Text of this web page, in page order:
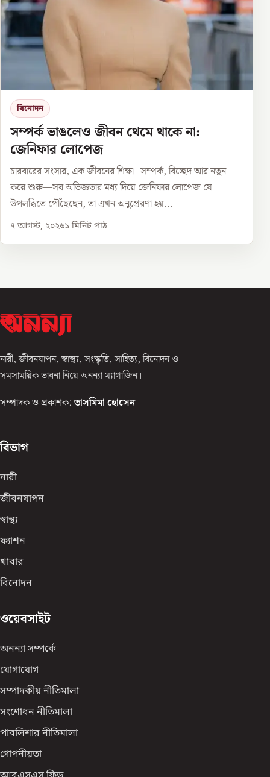
বিনোদন
সম্পর্ক ভাঙলেও জীবন থেমে থাকে না:
জেনিফার লোপেজ
চারবারের সংসার, এক জীবনের শিক্ষা। সম্পর্ক, বিচ্ছেদ আর নতুন
করে শুরু—সব অভিজ্ঞতার মধ্য দিয়ে জেনিফার লোপেজ যে
উপলব্ধিতে পৌঁছেছেন, তা এখন অনুপ্রেরণা হয়...
৭ আগস্ট, ২০২৬১ মিনিট পাঠ
নারী, জীবনযাপন, স্বাস্থ্য, সংস্কৃতি, সাহিত্য, বিনোদন ও
সমসাময়িক ভাবনা নিয়ে অনন্যা ম্যাগাজিন।
সম্পাদক ও প্রকাশক: তাসমিমা হোসেন
বিভাগ
নারী
জীবনযাপন
স্বাস্থ্য
ফ্যাশন
খাবার
বিনোদন
ওয়েবসাইট
অনন্যা সম্পর্কে
যোগাযোগ
সম্পাদকীয় নীতিমালা
সংশোধন নীতিমালা
পাবলিশার নীতিমালা
গোপনীয়তা